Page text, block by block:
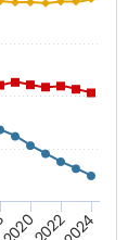
202020222024